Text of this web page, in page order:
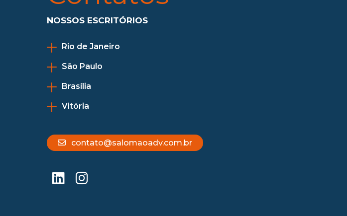
NOSSOS ESCRITÓRIOS
Rio de Janeiro
São Paulo
Brasília
Vitória
contato@salomaoadv.com.br